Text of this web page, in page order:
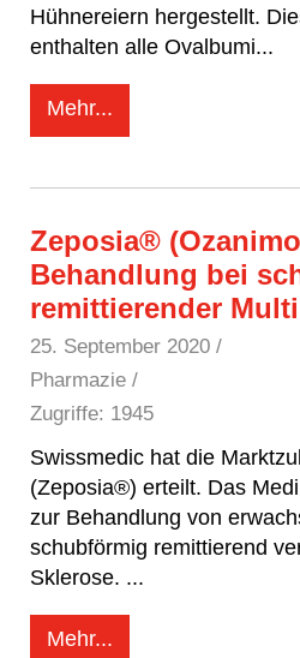
Hühnereiern hergestellt.
enthalten alle Ovalbumi...
Mehr...
Zeposia®
Behandlung bei
remittierender
25. September 2020 /
Pharmazie /
Zugriffe: 1945
Swissmedic hat die
(Zeposia®) erteilt. Das
zur Behandlung von
schubförmig remittierend
Sklerose. ...
Mehr...